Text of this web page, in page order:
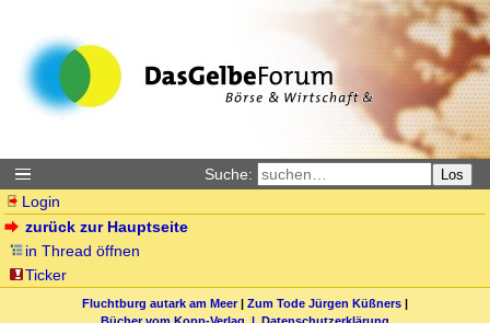
Suche: Los
Login
zurück zur Hauptseite
in Thread öffnen
Ticker
Fluchtburg autark am Meer| Zum Tode Jürgen Küßners |